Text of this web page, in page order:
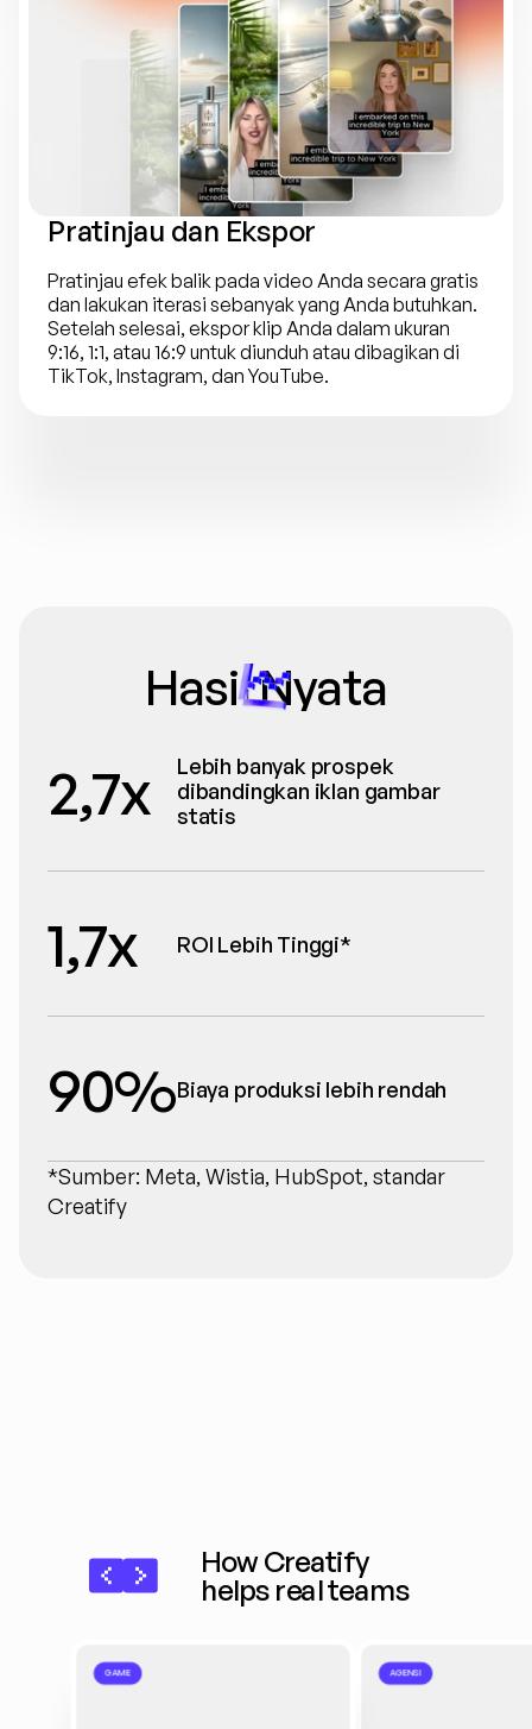
Pratinjau dan Ekspor
Pratinjau efek balik pada video Anda secara gratis
dan lakukan iterasi sebanyak yang Anda butuhkan.
Setelah selesai, ekspor klip Anda dalam ukuran
9:16, 1:1, atau 16:9 untuk diunduh atau dibagikan di
TikTok, Instagram, dan YouTube.
Hasil Nyata
2,7x
Lebih banyak prospek
dibandingkan iklan gambar
statis
1,7x ROI Lebih Tinggi*
90%Biaya produksi lebih rendah
*Sumber: Meta, Wistia, HubSpot, standar
Creatify
How Creatify
helps real teams
AGENSI
GAME